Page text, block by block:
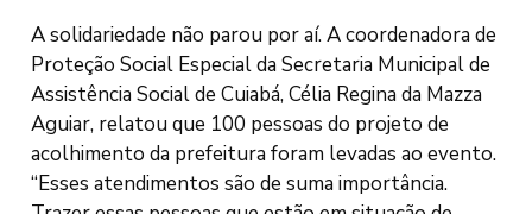
A solidariedade não parou por aí. A coordenadora de
Proteção Social Especial da Secretaria Municipal de
Assistência Social de Cuiabá, Célia Regina da Mazza
Aguiar, relatou que 100 pessoas do projeto de
acolhimento da prefeitura foram levadas ao evento.
“Esses atendimentos são de suma importância.